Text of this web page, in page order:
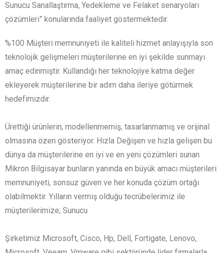
Sunucu Sanallaştırma, Yedekleme ve Felaket senaryoları
çözümleri” konularında faaliyet göstermektedir.
%100 Müşteri memnuniyeti ile kaliteli hizmet anlayışıyla son
teknolojik gelişmeleri müşterilerine en iyi şekilde sunmayı
amaç edinmiştir. Kullandığı her teknolojiye katma değer
ekleyerek müşterilerine bir adım daha ileriye götürmek
hedefimizdir.
Ürettiği ürünlerin, modellenmemiş, tasarlanmamış ve orijinal
olmasına özen gösteriyor. Hızla Değişen ve hızla gelişen bu
dünya da müşterilerine en iyi ve en yeni çözümleri sunan
Mikron Bilgisayar bunların yanında en büyük amacı müşterileri
memnuniyeti, sonsuz güven ve her konuda çözüm ortağı
olabilmektir. Yılların vermiş olduğu tecrübelerimiz ile
müşterilerimize; Sunucu
Şirketimiz Microsoft, Cisco, Hp, Dell, Fortigate, Lenovo,